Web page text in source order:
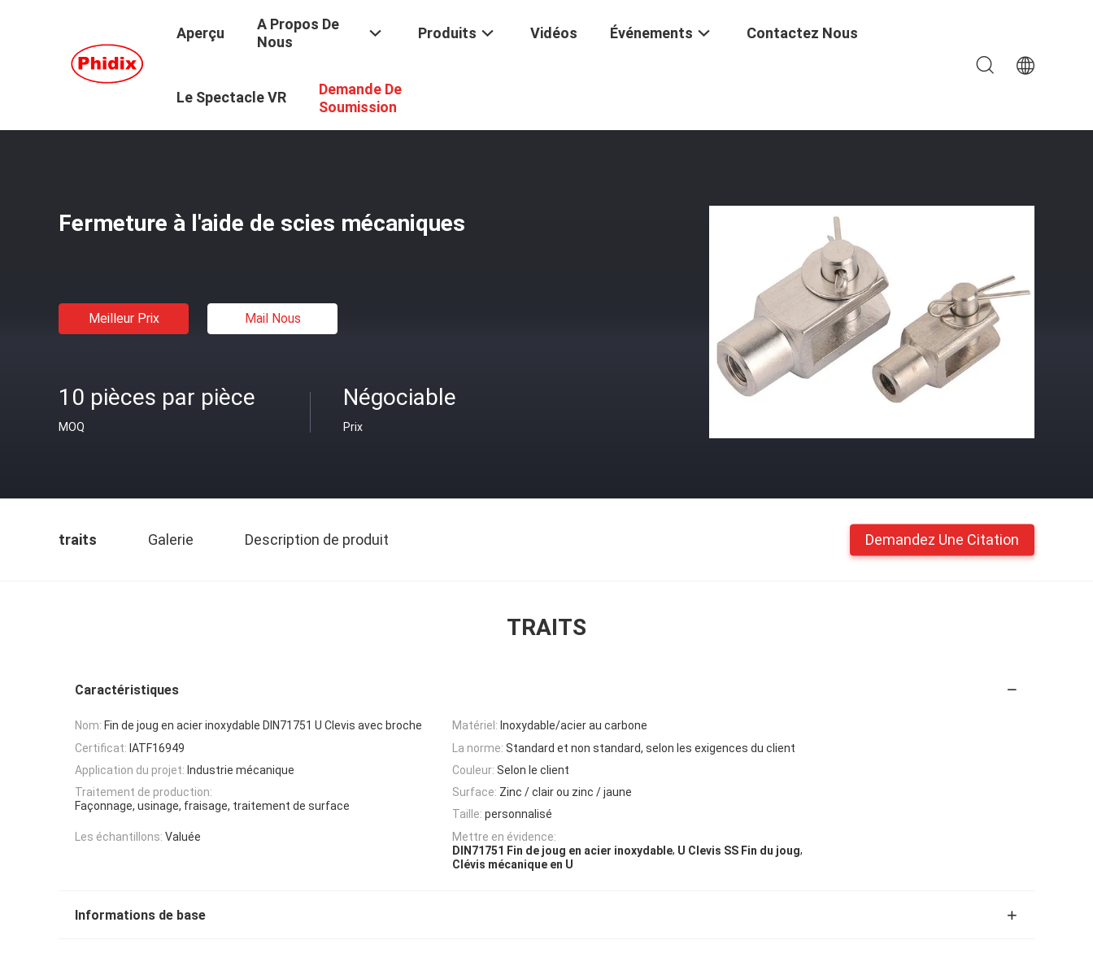
Aperçu
A Propos De
Nous
Produits Vidéos Événements Contactez Nous
Le Spectacle VR
Demande De
Soumission
Garnitures D'extrémité De Câble / Fermeture À L'aide De Scies Mécaniques
Fermeture à l'aide de scies mécaniques
Meilleur Prix Mail Nous
10 pièces par pièce
MOQ
Négociable
Prix
traits Galerie Description de produit Demandez Une Citation
TRAITS
Caractéristiques
Nom: Fin de joug en acier inoxydable DIN71751 U Clevis avec broche Matériel: Inoxydable/acier au carbone
Certificat: IATF16949 La norme: Standard et non standard, selon les exigences du client
Application du projet: Industrie mécanique Couleur: Selon le client
Traitement de production:
Façonnage, usinage, fraisage, traitement de surface
Surface: Zinc / clair ou zinc / jaune
Taille: personnalisé
Les échantillons: Valuée
Mettre en évidence:
DIN71751 Fin de joug en acier inoxydable, U Clevis SS Fin du joug,
Clévis mécanique en U
Informations de base